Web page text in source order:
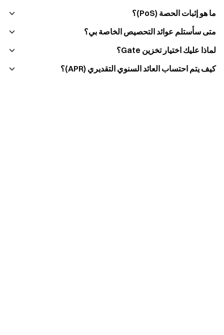
ما هو إثبات الحصة (PoS)؟
متى سأستلم عوائد التحصيص الخاصة بي؟
لماذا عليك اختيار تخزين Gate؟
كيف يتم احتساب العائد السنوي التقديري (APR)؟